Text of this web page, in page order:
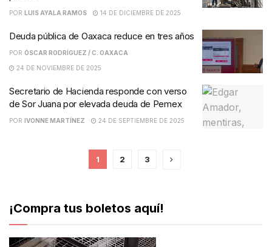
POR LUIS AYALA RAMOS 14 DE DICIEMBRE DE 2025
Deuda pública de Oaxaca reduce en tres años
POR ÓSCAR RODRÍGUEZ / C. OAXACA
24 DE NOVIEMBRE DE 2025
Secretario de Hacienda responde con verso
de Sor Juana por elevada deuda de Pemex
POR IVONNE MARTÍNEZ 24 DE SEPTIEMBRE DE 2025
1 2 3
¡Compra tus boletos aquí!